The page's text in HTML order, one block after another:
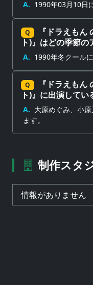
A. 1990年03月10日
Q
『ドラえも
ト)』はどの季節の
A. 1990年冬クール
Q
『ドラえも
ト)』に出演して
A. 大原めぐみ、小
ます。
制作スタ
情報がありません